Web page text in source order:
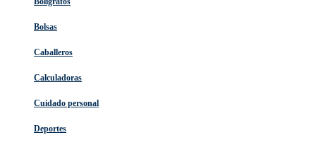
Bolsas
Caballeros
Calculadoras
Cuidado personal
Deportes